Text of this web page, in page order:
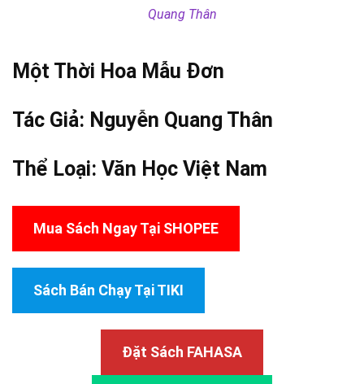
Quang Thân
Một Thời Hoa Mẫu Đơn
Tác Giả: Nguyễn Quang Thân
Thể Loại: Văn Học Việt Nam
Mua Sách Ngay Tại SHOPEE
Sách Bán Chạy Tại TIKI
Đặt Sách FAHASA